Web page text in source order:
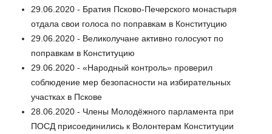
29.06.2020 - Братия Псково-Печерского монастыря
отдала свои голоса по поправкам в Конституцию
29.06.2020 - Великолучане активно голосуют по
поправкам в Конституцию
29.06.2020 - «Народный контроль» проверил
соблюдение мер безопасности на избирательных
участках в Пскове
28.06.2020 - Члены Молодёжного парламента при
ПОСД присоединились к Волонтерам Конституции